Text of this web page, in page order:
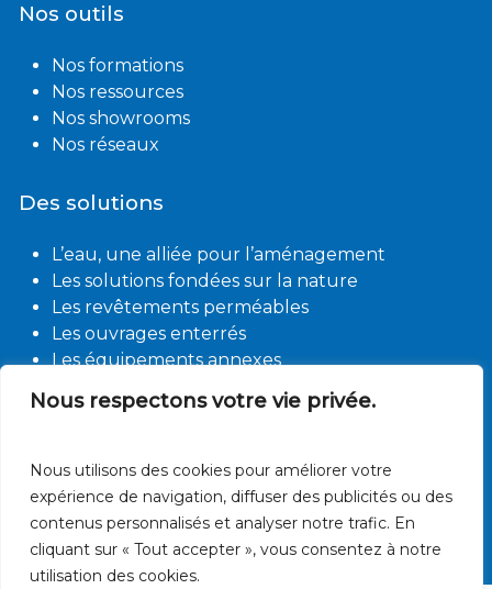
Nous respectons votre vie privée.
Nous utilisons des cookies pour améliorer votre
expérience de navigation, diffuser des publicités ou des
contenus personnalisés et analyser notre trafic. En
cliquant sur « Tout accepter », vous consentez à notre
utilisation des cookies.
Nos outils
Nos formations
Nos ressources
Nos showrooms
Nos réseaux
Des solutions
L’eau, une alliée pour l’aménagement
Les solutions fondées sur la nature
Les revêtements perméables
Les ouvrages enterrés
Les équipements annexes
Des questions ?
Nos actualités
Nos offres d’emploi